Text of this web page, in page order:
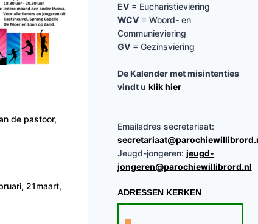
de pastoor,
21maart,
EV= Eucharistieviering
WCV= Woord- en
Communieviering
GV= Gezinsviering
De Kalender met misintenties
vindt u klik hier
Emailadres secretariaat:
Jeugd-jongeren: jeugd-
jongeren@parochiewillibrord.nl
ADRESSEN KERKEN